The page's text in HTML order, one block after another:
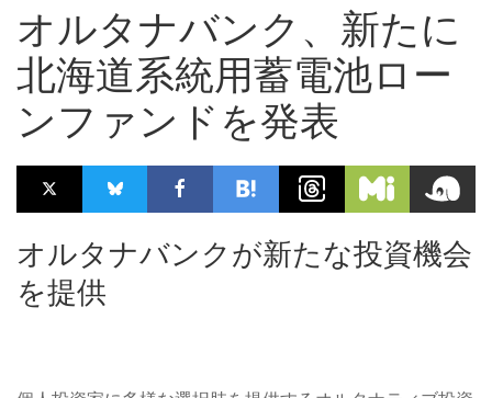
オルタナバンク、新たに
北海道系統用蓄電池ロー
ンファンドを発表
オルタナバンクが新たな投資機会
を提供